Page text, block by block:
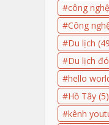
công nghệ
Công
Du lịch
Du lịch
hello
Hồ Tây (5)
kênh